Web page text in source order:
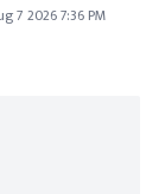
7 2026 7:36 PM